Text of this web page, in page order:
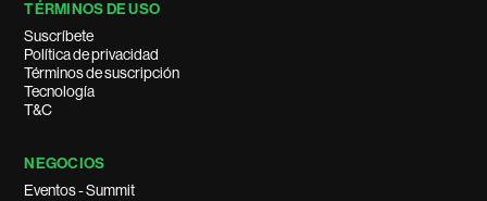
TÉRMINOS DE USO
Suscríbete
Política de privacidad
Términos de suscripción
Tecnología
T&C
NEGOCIOS
Eventos - Summit